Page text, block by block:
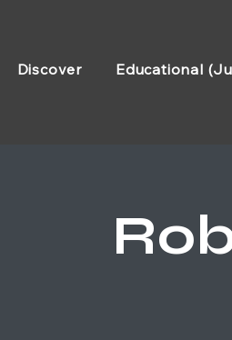
Discover Educational